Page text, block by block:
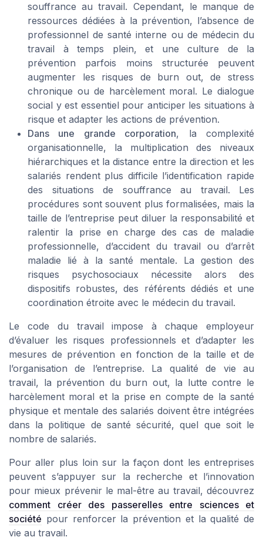
souffrance au travail. Cependant, le manque de
ressources dédiées à la prévention, l’absence de
professionnel de santé interne ou de médecin du
travail à temps plein, et une culture de la
prévention parfois moins structurée peuvent
augmenter les risques de burn out, de stress
chronique ou de harcèlement moral. Le dialogue
social y est essentiel pour anticiper les situations à
risque et adapter les actions de prévention.
Dans une grande corporation, la complexité
organisationnelle, la multiplication des niveaux
hiérarchiques et la distance entre la direction et les
salariés rendent plus difficile l’identification rapide
des situations de souffrance au travail. Les
procédures sont souvent plus formalisées, mais la
taille de l’entreprise peut diluer la responsabilité et
ralentir la prise en charge des cas de maladie
professionnelle, d’accident du travail ou d’arrêt
maladie lié à la santé mentale. La gestion des
risques psychosociaux nécessite alors des
dispositifs robustes, des référents dédiés et une
coordination étroite avec le médecin du travail.
Le code du travail impose à chaque employeur
d’évaluer les risques professionnels et d’adapter les
mesures de prévention en fonction de la taille et de
l’organisation de l’entreprise. La qualité de vie au
travail, la prévention du burn out, la lutte contre le
harcèlement moral et la prise en compte de la santé
physique et mentale des salariés doivent être intégrées
dans la politique de santé sécurité, quel que soit le
nombre de salariés.
Pour aller plus loin sur la façon dont les entreprises
peuvent s’appuyer sur la recherche et l’innovation
pour mieux prévenir le mal-être au travail, découvrez
comment créer des passerelles entre sciences et
société pour renforcer la prévention et la qualité de
vie au travail.